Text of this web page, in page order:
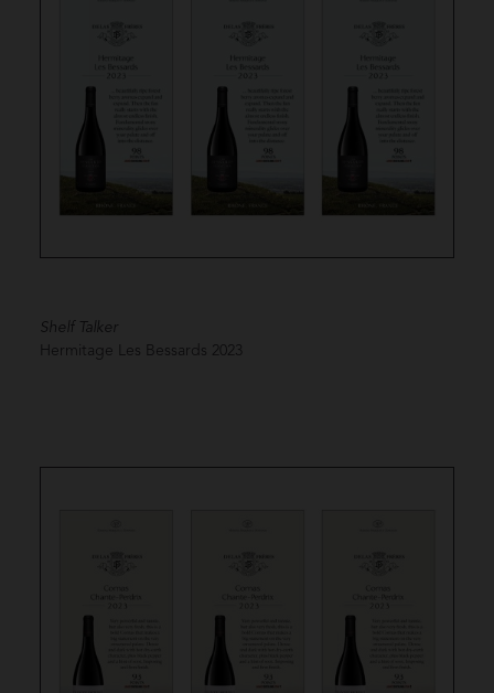
Shelf Talker
Hermitage Les Bessards 2023